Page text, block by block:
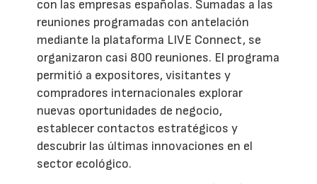
con las empresas españolas. Sumadas a las
reuniones programadas con antelación
mediante la plataforma LIVE Connect, se
organizaron casi 800 reuniones. El programa
permitió a expositores, visitantes y
compradores internacionales explorar
nuevas oportunidades de negocio,
establecer contactos estratégicos y
descubrir las últimas innovaciones en el
sector ecológico.